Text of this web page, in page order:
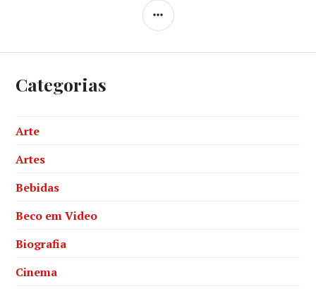
SIDEBAR
Categorias
Arte
Artes
Bebidas
Beco em Video
Biografia
Cinema